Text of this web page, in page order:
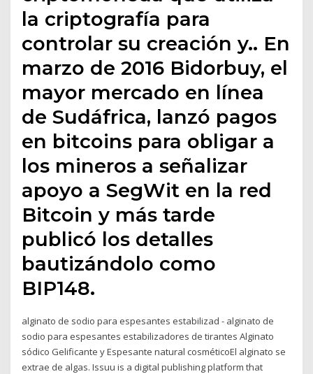
la criptografía para
controlar su creación y.. En
marzo de 2016 Bidorbuy, el
mayor mercado en línea
de Sudáfrica, lanzó pagos
en bitcoins para obligar a
los mineros a señalizar
apoyo a SegWit en la red
Bitcoin y más tarde
publicó los detalles
bautizándolo como
BIP148.
alginato de sodio para espesantes estabilizad - alginato de
sodio para espesantes estabilizadores de tirantes Alginato
sódico Gelificante y Espesante natural cosméticoEl alginato se
extrae de algas. Issuu is a digital publishing platform that